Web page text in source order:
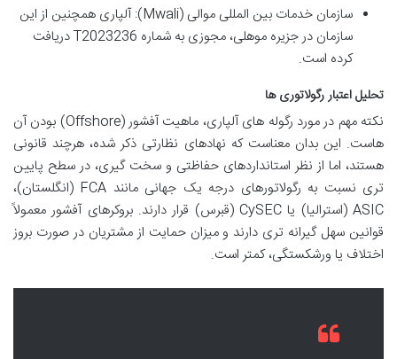
سازمان خدمات بین المللی موالی (Mwali): آلپاری همچنین از این
سازمان در جزیره موهلی، مجوزی به شماره T2023236 دریافت
کرده است.
تحلیل اعتبار رگولاتوری ها
نکته مهم در مورد رگوله های آلپاری، ماهیت آفشور (Offshore) بودن آن
هاست. این بدان معناست که نهادهای نظارتی ذکر شده، هرچند قانونی
هستند، اما از نظر استانداردهای حفاظتی و سخت گیری، در سطح پایین
تری نسبت به رگولاتورهای درجه یک جهانی مانند FCA (انگلستان)،
ASIC (استرالیا) یا CySEC (قبرس) قرار دارند. بروکرهای آفشور معمولاً
قوانین سهل گیرانه تری دارند و میزان حمایت از مشتریان در صورت بروز
اختلاف یا ورشکستگی، کمتر است.